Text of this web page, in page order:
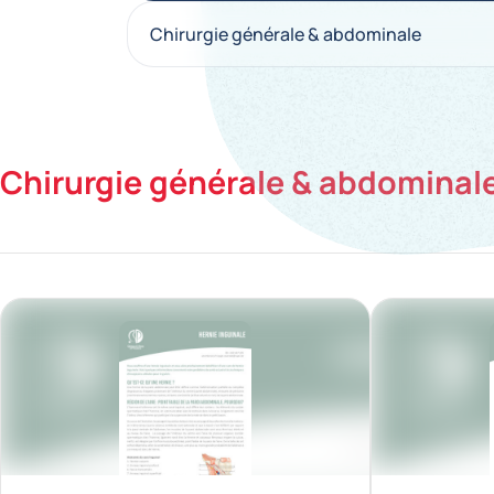
Chirurgie générale &